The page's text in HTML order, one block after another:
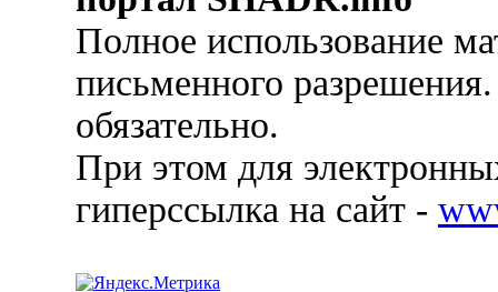
Полное использование
письменного
обязательно.
При этом для
гиперссылка на сайт -